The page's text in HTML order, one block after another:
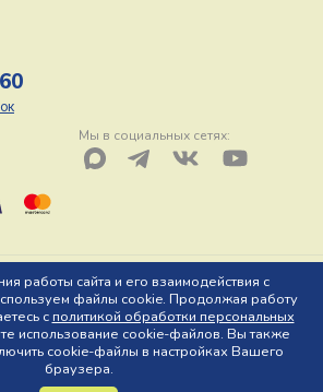
работы сайта и его взаимодействия с
файлы cookie. Продолжая работу
сполитикой обработки персональных
использование cookie-файлов. Вы также
cookie-файлы в настройках Вашего
браузера.
Мы в социальных сетях:
Тел: 8 (800) 200-61-60, Адрес: 150044 г.
д. 78 Ю